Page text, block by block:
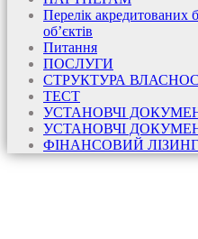
Перелік акредитованих
об’єктів
Питання
ПОСЛУГИ
СТРУКТУРА
ТЕСТ
УСТАНОВЧІ
УСТАНОВЧІ
ФІНАНСОВИЙ ЛІЗИНГ